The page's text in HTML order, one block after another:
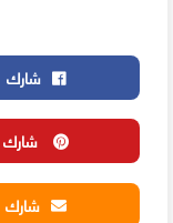
شارك
شارك
شارك